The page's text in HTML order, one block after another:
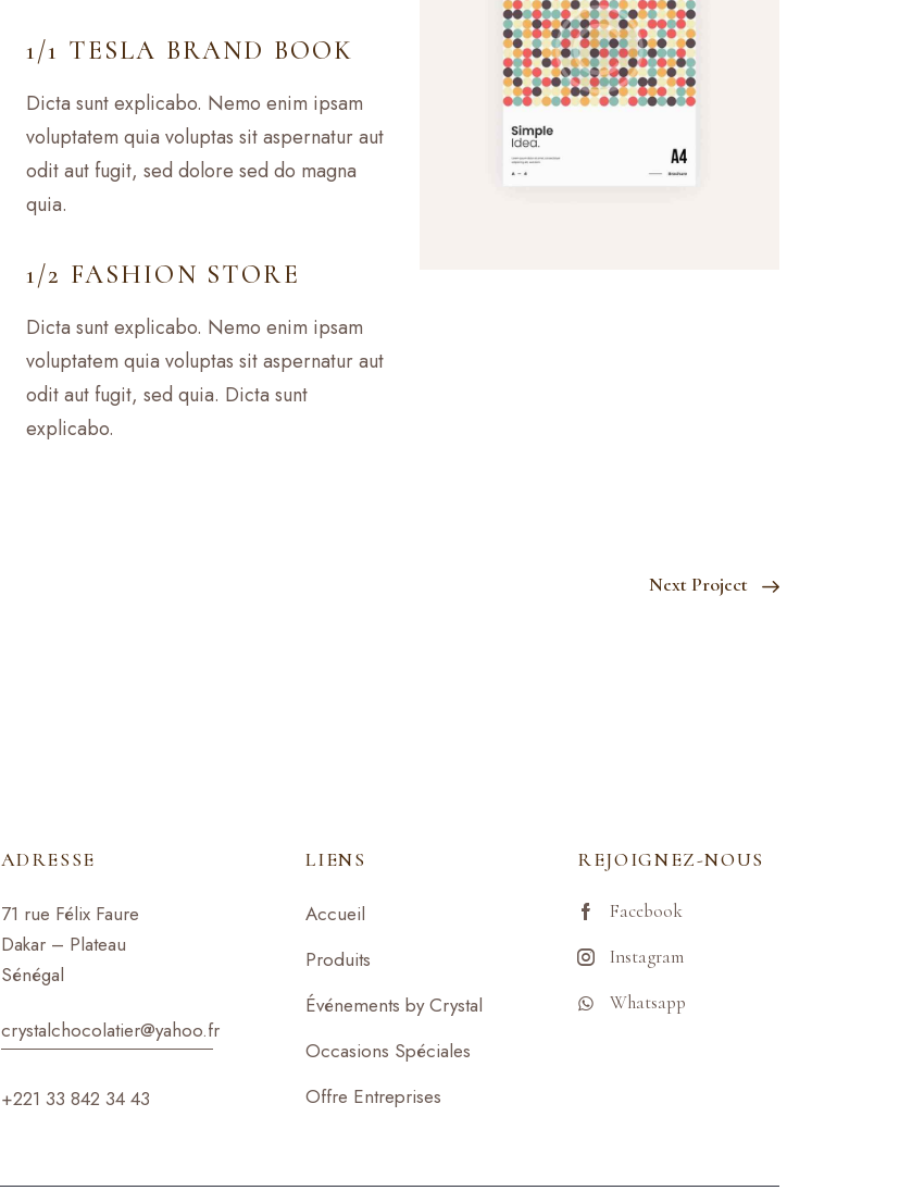
1/1 TESLA BRAND BOOK
Dicta sunt explicabo. Nemo enim ipsam
voluptatem quia voluptas sit aspernatur aut
odit aut fugit, sed dolore sed do magna
quia.
1/2 FASHION STORE
Dicta sunt explicabo. Nemo enim ipsam
voluptatem quia voluptas sit aspernatur aut
odit aut fugit, sed quia. Dicta sunt
explicabo.
Next Project
ADRESSE
71 rue Félix Faure
Dakar – Plateau
Sénégal
crystalchocolatier@yahoo.fr
+221 33 842 34 43
LIENS
Accueil
Produits
Événements by Crystal
Occasions Spéciales
Offre Entreprises
REJOIGNEZ-NOUS
Facebook
Instagram
Whatsapp